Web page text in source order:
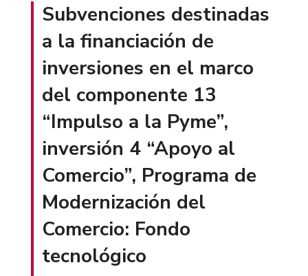
Subvenciones destinadas
a la financiación de
inversiones en el marco
del componente 13
“Impulso a la Pyme”,
inversión 4 “Apoyo al
Comercio”, Programa de
Modernización del
Comercio: Fondo
tecnológico